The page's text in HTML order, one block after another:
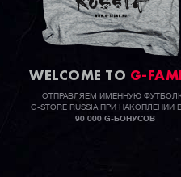
WELCOME TO G-
ОТПРАВЛЯЕМ ИМЕННУЮ
G-STORE RUSSIA ПРИ НАКОПЛЕНИИ
90 000 G-БОНУСОВ